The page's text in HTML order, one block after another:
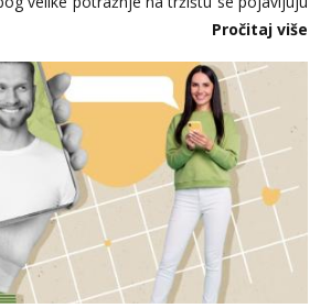
proizvodi, nepouzdane internetske
Pročitaj više